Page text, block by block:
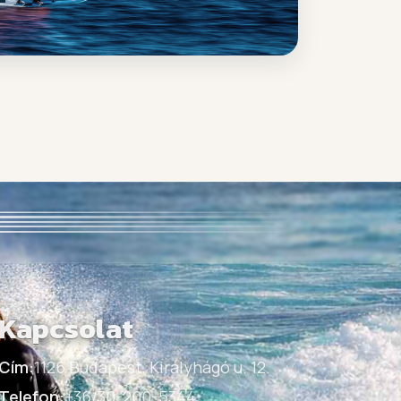
Cím:1126 Budapest, Királyhágó u. 12.